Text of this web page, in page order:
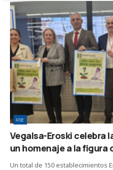
RSE
Vegalsa-Eroski celebra
un homenaje a la figura
Un total de 150 establecimientos